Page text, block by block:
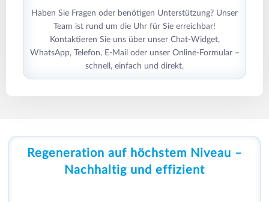
Haben Sie Fragen oder benötigen Unterstützung? Unser
Team ist rund um die Uhr für Sie erreichbar!
Kontaktieren Sie uns über unser Chat-Widget,
WhatsApp, Telefon, E-Mail oder unser Online-Formular –
schnell, einfach und direkt.
Regeneration auf höchstem Niveau –
Nachhaltig und effizient